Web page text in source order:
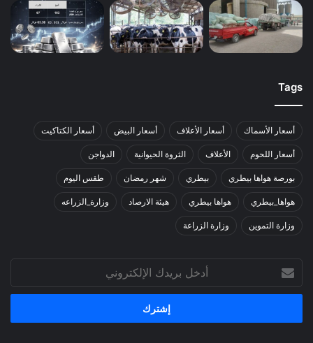
Tags
أسعار الأسماك أسعار الأعلاف أسعار البيض أسعار الكتاكيت
أسعار اللحوم الأعلاف الثروة الحيوانية الدواجن
بورصة هواها بيطري بيطري شهر رمضان طقس اليوم
هواها_بيطري هواها بيطري هيئة الارصاد وزارة_الزراعه
وزارة التموين وزارة الزراعة
بريدك
الإلكتروني